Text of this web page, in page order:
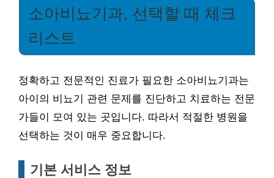
소아비뇨기과, 선택할 때 체크
리스트
정확하고 전문적인 진료가 필요한 소아비뇨기과는
아이의 비뇨기 관련 문제를 진단하고 치료하는 전문
가들이 모여 있는 곳입니다. 따라서 적절한 병원을
선택하는 것이 매우 중요합니다.
기본 서비스 정보